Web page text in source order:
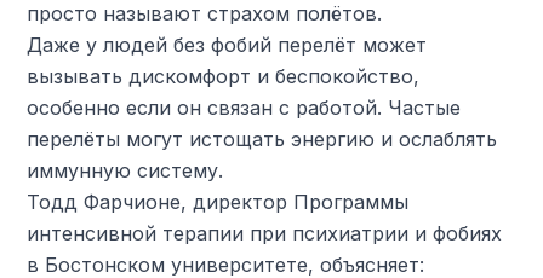
просто называют страхом полётов.
Даже у людей без фобий перелёт может
вызывать дискомфорт и беспокойство,
особенно если он связан с работой. Частые
перелёты могут истощать энергию и ослаблять
иммунную систему.
Тодд Фарчионе, директор Программы
интенсивной терапии при психиатрии и фобиях
в Бостонском университете, объясняет: